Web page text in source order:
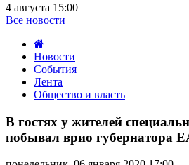
4 августа 15:00
Все новости
Новости
События
Лента
Общество и власть
гостях
жителей
В гостях у жителей
побывал врио губернатора